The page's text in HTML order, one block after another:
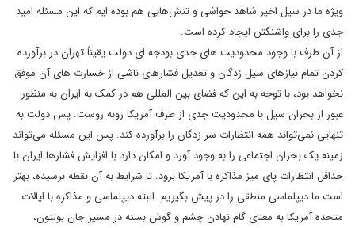
ویژه ما در سیل اخیر شاهد حواشی و تنش‌هایی هم بوده ایم که این مسئله امید
جدی را برای واشنگتن ایجاد کرده است.
از آن طرف با وجود محدودیت های جدی بودجه ای دولت یقیناً تهران در برآورده
کردن تمام نیازهای سیل زدگان و تعدیل فشارهای ناشی از خسارت های آن موفق
نخواهد بود، با توجه به این که فضای بین المللی هم در کمک به ایران به منظور
عبور از بحران سیل با محدودیت جدی از طرف آمریکا روبه روست. پس دولت به
تنهایی نمی‌تواند همه انتظارات سر زدگان را برآورده کند. پس این مسئله می‌تواند
زمینه یک بحران اجتماعی را به وجود آورد و امکان دارد با افزایش فشارها ایران با
حداقل انتظارات پای میز مذاکره با آمریکا برود. تا شرایط به آن نقطه نرسیده، بهتر
است ما دیپلماسی منطقی را در پیش بگیریم. البته دیپلماسی و مذاکره با ایالات
متحده آمریکا به معنای گام نهادن چشم و گوش بسته در مسیر جان بولتون،